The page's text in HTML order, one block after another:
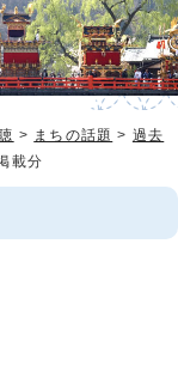
> まちの話題 > 過去
載分